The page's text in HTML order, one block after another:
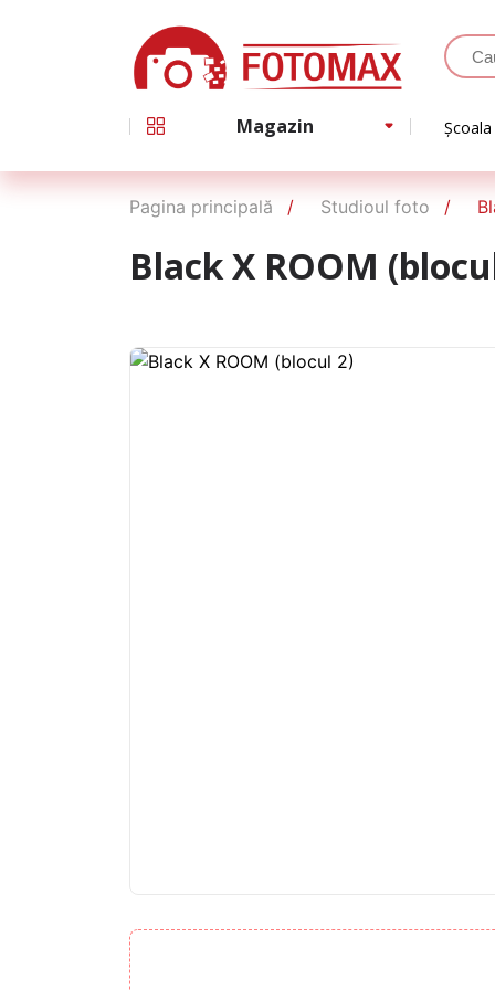
Magazin
Pagina principală Studioul foto
Black X ROOM